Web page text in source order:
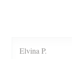
Elvina P